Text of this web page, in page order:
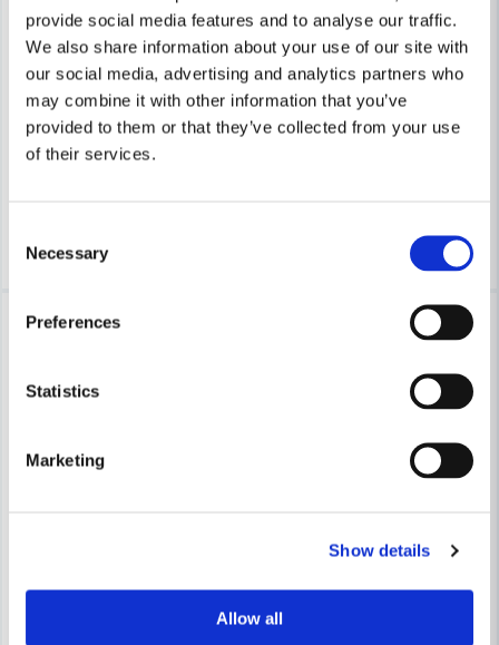
provide social media features and to analyse our traffic.
We also share information about your use of our site with
our social media, advertising and analytics partners who
may combine it with other information that you’ve
provided to them or that they’ve collected from your use
of their services.
Selection
Necessary
Preferences
Statistics
Marketing
Show details
Allow all
COBOLT
Cobolt Notfräs D=25 L=35 TL=90
730 kr
681 kr
COBOLT
Cobolt Notfräs D=35 L=35
-7%